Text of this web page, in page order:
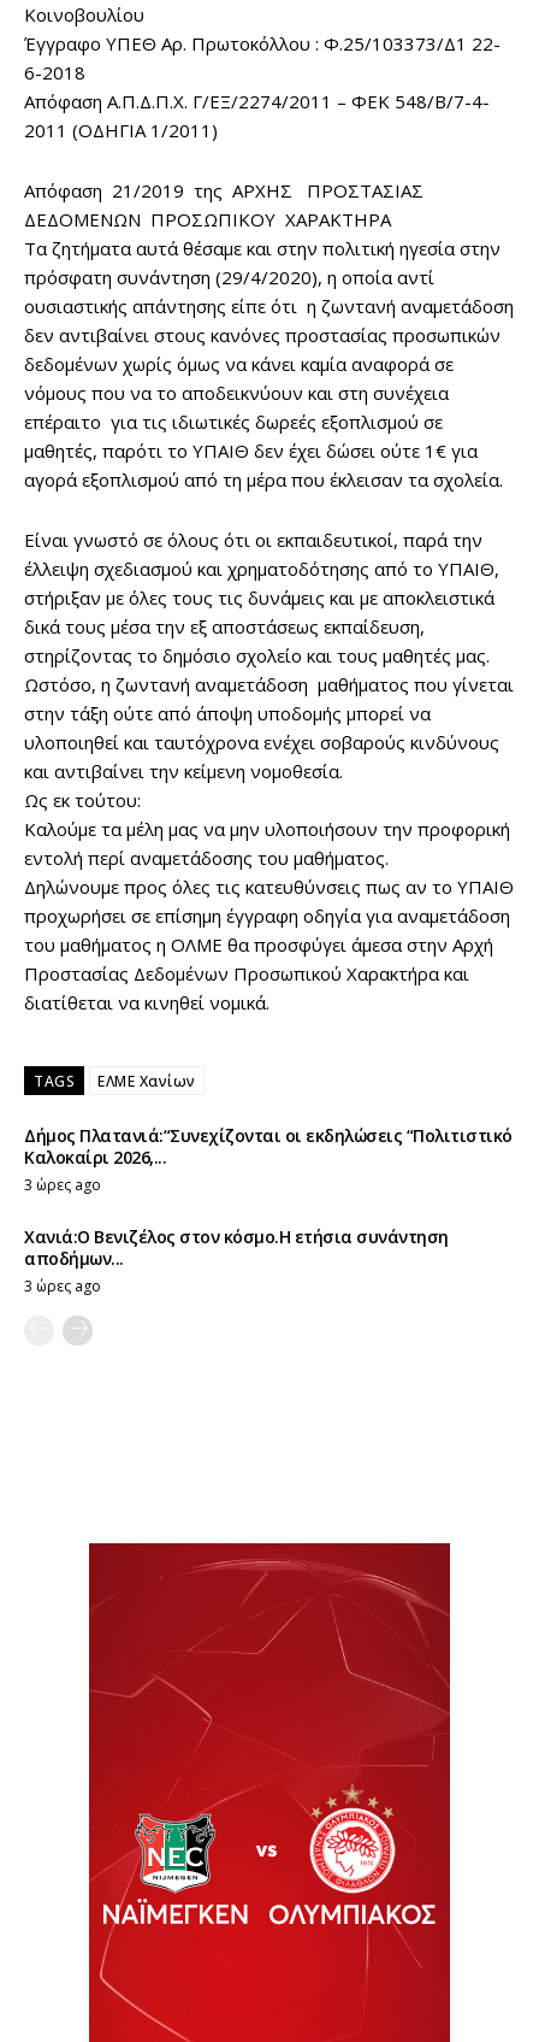
Κοινοβουλίου
Έγγραφο ΥΠΕΘ Αρ. Πρωτοκόλλου : Φ.25/103373/Δ1 22-
6-2018
Απόφαση Α.Π.Δ.Π.Χ. Γ/ΕΞ/2274/2011 – ΦΕΚ 548/Β/7-4-
2011 (ΟΔΗΓΙΑ 1/2011)
Aπόφαση 21/2019 της ΑΡΧΗΣ ΠΡΟΣΤΑΣΙΑΣ
ΔΕΔΟΜΕΝΩΝ ΠΡΟΣΩΠΙΚΟΥ ΧΑΡΑΚΤΗΡΑ
Τα ζητήματα αυτά θέσαμε και στην πολιτική ηγεσία στην
πρόσφατη συνάντηση (29/4/2020), η οποία αντί
ουσιαστικής απάντησης είπε ότι η ζωντανή αναμετάδοση
δεν αντιβαίνει στους κανόνες προστασίας προσωπικών
δεδομένων χωρίς όμως να κάνει καμία αναφορά σε
νόμους που να το αποδεικνύουν και στη συνέχεια
επέραιτο για τις ιδιωτικές δωρεές εξοπλισμού σε
μαθητές, παρότι το ΥΠΑΙΘ δεν έχει δώσει ούτε 1€ για
αγορά εξοπλισμού από τη μέρα που έκλεισαν τα σχολεία.
Είναι γνωστό σε όλους ότι οι εκπαιδευτικοί, παρά την
έλλειψη σχεδιασμού και χρηματοδότησης από το ΥΠΑΙΘ,
στήριξαν με όλες τους τις δυνάμεις και με αποκλειστικά
δικά τους μέσα την εξ αποστάσεως εκπαίδευση,
στηρίζοντας το δημόσιο σχολείο και τους μαθητές μας.
Ωστόσο, η ζωντανή αναμετάδοση μαθήματος που γίνεται
στην τάξη ούτε από άποψη υποδομής μπορεί να
υλοποιηθεί και ταυτόχρονα ενέχει σοβαρούς κινδύνους
και αντιβαίνει την κείμενη νομοθεσία.
Ως εκ τούτου:
Καλούμε τα μέλη μας να μην υλοποιήσουν την προφορική
εντολή περί αναμετάδοσης του μαθήματος.
Δηλώνουμε προς όλες τις κατευθύνσεις πως αν το ΥΠΑΙΘ
προχωρήσει σε επίσημη έγγραφη οδηγία για αναμετάδοση
του μαθήματος η ΟΛΜΕ θα προσφύγει άμεσα στην Αρχή
Προστασίας Δεδομένων Προσωπικού Χαρακτήρα και
διατίθεται να κινηθεί νομικά.
TAGS ΕΛΜΕ Χανίων
Δήμος Πλατανιά:“Συνεχίζονται οι εκδηλώσεις “Πολιτιστικό
Καλοκαίρι 2026,...
3 ώρες ago
Χανιά:Ο Βενιζέλος στον κόσμο.Η ετήσια συνάντηση
αποδήμων...
3 ώρες ago